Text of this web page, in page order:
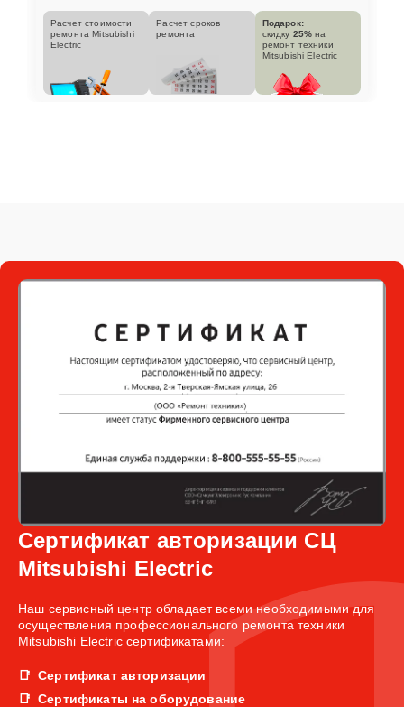
Расчет стоимости
ремонта Mitsubishi
Electric
Расчет сроков
ремонта
Подарок:
скидку 25% на
ремонт техники
Mitsubishi Electric
Сертификат авторизации СЦ
Mitsubishi Electric
Наш сервисный центр обладает всеми необходимыми для
осуществления профессионального ремонта техники
Mitsubishi Electric сертификатами:
Сертификат авторизации
Сертификаты на оборудование